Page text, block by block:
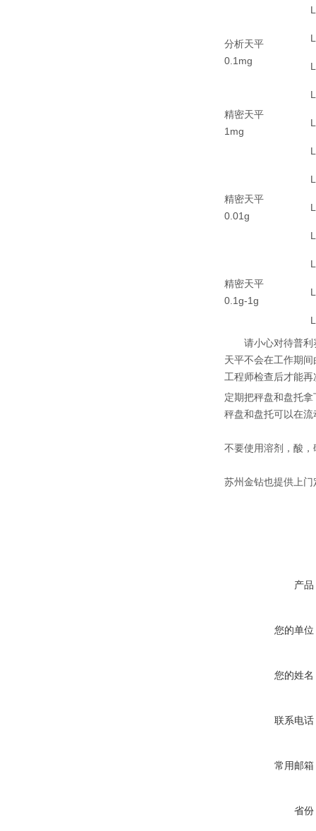
分析天平
0.1mg
精密天平
1mg
精密天平
0.01g
精密天平
0.1g-1g
请小心对待普
天平不会在工作期
工程师检查后才能
定期把秤盘和盘托
秤盘和盘托可以在
不要使用溶剂，酸
苏州金钻也提供上
产品
您的单位
您的姓名
联系电话
常用邮箱
省份